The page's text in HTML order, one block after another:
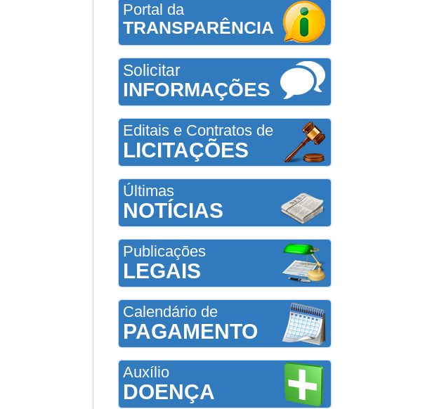
Portal da
TRANSPARÊNCIA
Solicitar
INFORMAÇÕES
Editais e Contratos de
LICITAÇÕES
Últimas
NOTÍCIAS
Publicações
LEGAIS
Calendário de
PAGAMENTO
Auxílio
DOENÇA